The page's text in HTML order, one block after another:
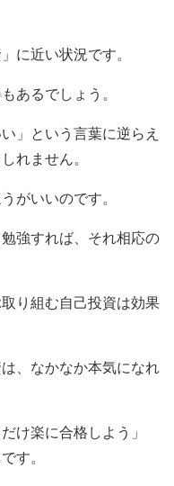
に近い状況です。
あるでしょう。
」という言葉に逆らえ
れません。
がいいのです。
強すれば、それ相応の
り組む自己投資は効果
、なかなか本気になれ
け楽に合格しよう」
す。